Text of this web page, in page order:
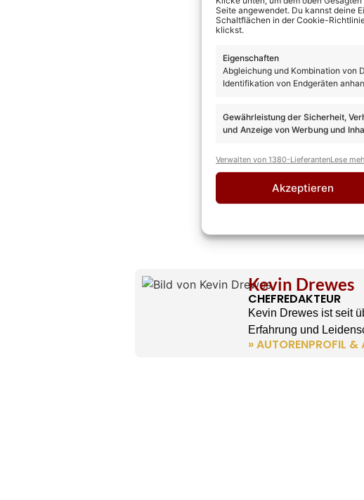
Seite angewendet. Du kannst deine
Schaltflächen in der Cookie-
klickst.
Eigenschaften
Abgleichung und Kombination von
Identifikation von Endgeräten
Gewährleistung der Sicherheit,
und Anzeige von Werbung und
Verwalten von 1380-LieferantenLese
Akzeptieren
Kevin Drewes
CHEFREDAKTEUR
Kevin Drewes ist seit
Erfahrung und
» AUTORENPROFIL &